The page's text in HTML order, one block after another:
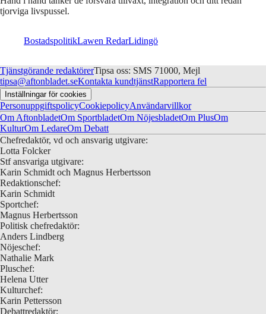
tjorviga livspussel.
BostadspolitikLawen RedarLidingö
Tjänstgörande redaktörerTipsa oss: SMS 71000, Mejl
tipsa@aftonbladet.seKontakta kundtjänstRapportera fel
Inställningar för cookies
PersonuppgiftspolicyCookiepolicyAnvändarvillkor
Om AftonbladetOm SportbladetOm NöjesbladetOm PlusOm
KulturOm LedareOm Debatt
Chefredaktör, vd och ansvarig utgivare:
Lotta Folcker
Stf ansvariga utgivare:
Karin Schmidt och Magnus Herbertsson
Redaktionschef:
Karin Schmidt
Sportchef:
Magnus Herbertsson
Politisk chefredaktör:
Anders Lindberg
Nöjeschef:
Nathalie Mark
Pluschef:
Helena Utter
Kulturchef:
Karin Pettersson
Debattredaktör: